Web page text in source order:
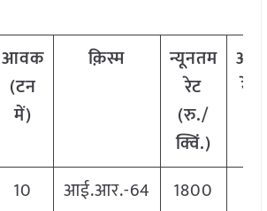
आवक
(टन
में)
क़िस्म
न्यूनतम
रेट
(रु./
क्विं.)
10 आई.आर.-64 1800